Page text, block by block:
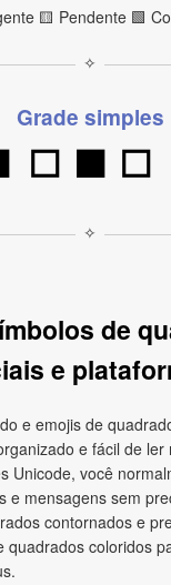
🟨 Pendente 🟩
✧
Grade simples
⬜ ⬜
✧
de
e
e emojis de
e fácil de ler
Unicode, você
e mensagens sem
contornados e
quadrados coloridos